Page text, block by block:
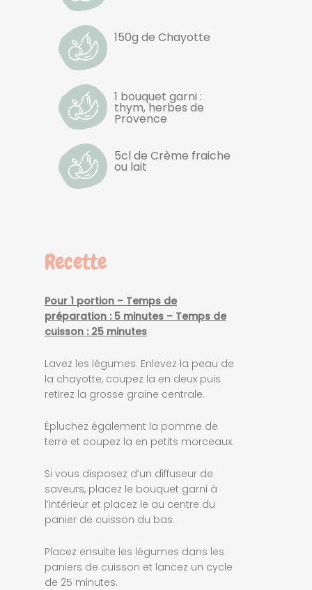
150g de Chayotte
1 bouquet garni :
thym, herbes de
Provence
5cl de Crème fraiche
ou lait
Recette
Pour 1 portion – Temps de
préparation : 5 minutes – Temps de
cuisson : 25 minutes
Lavez les légumes. Enlevez la peau de
la chayotte, coupez la en deux puis
retirez la grosse graine centrale.
Épluchez également la pomme de
terre et coupez la en petits morceaux.
Si vous disposez d’un diffuseur de
saveurs, placez le bouquet garni à
l’intérieur et placez le au centre du
panier de cuisson du bas.
Placez ensuite les légumes dans les
paniers de cuisson et lancez un cycle
de 25 minutes.